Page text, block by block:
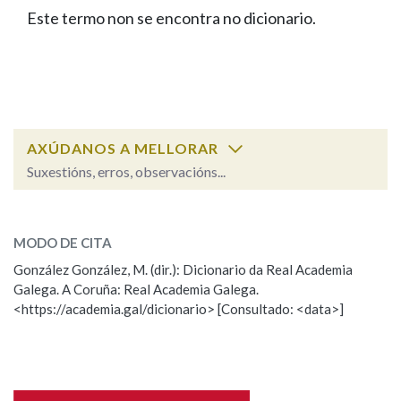
FIGURAS HOMENAXEADAS
PORTAL DAS PALABRAS
Facebook
TwitterYoutubeInstagram
Bluesky
BUSCAR NOS LEMAS
Remata por
BUSCAR NO CONTIDO
Nas definicións
Este termo non se encontra no dicionario.
AXÚDANOS A MELLORAR
Suxestións, erros, observacións...
Observación
Nome
MODO DE CITA
González González, M. (dir.): Dicionario da Real Academia
Galega. A Coruña: Real Academia Galega.
<https://academia.gal/dicionario> [Consultado: <data>]